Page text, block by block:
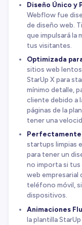
Diseño Único y
Webflow fue
de diseño web.
que impulsará la
tus visitantes.
Optimizada
sitios web
StarUp X para
mínimo detalle,
cliente debido a
páginas de la
tener una
Perfectamente
startups limpias
para tener un
no importa si
web empresarial
teléfono móvil,
dispositivos.
Animaciones
la plantilla